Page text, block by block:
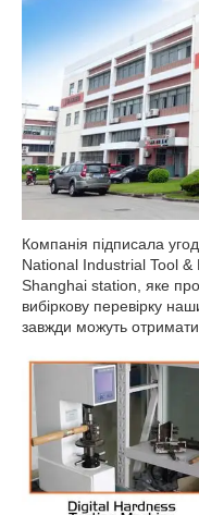
Компанія підписала
National Industrial Tool
Shanghai station, яке
вибіркову перевірку
завжди можуть отримати